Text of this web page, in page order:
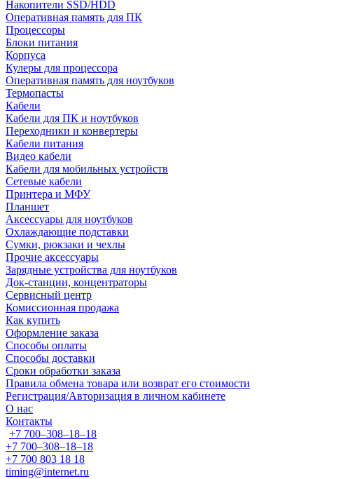
Накопители SSD/HDD
Оперативная память для ПК
Процессоры
Блоки питания
Корпуса
Кулеры для процессора
Оперативная память для ноутбуков
Термопасты
Кабели
Кабели для ПК и ноутбуков
Переходники и конвертеры
Кабели питания
Видео кабели
Кабели для мобильных устройств
Сетевые кабели
Принтера и МФУ
Планшет
Аксессуары для ноутбуков
Охлаждающие подставки
Сумки, рюкзаки и чехлы
Прочие аксессуары
Зарядные устройства для ноутбуков
Док-станции, концентраторы
Сервисный центр
Комиссионная продажа
Как купить
Оформление заказа
Способы оплаты
Способы доставки
Сроки обработки заказа
Правила обмена товара или возврат его стоимости
Регистрация/Авторизация в личном кабинете
О нас
Контакты
+7 700‒308‒18‒18
+7 700‒308‒18‒18
+7 700 803 18 18
timing@internet.ru